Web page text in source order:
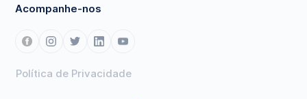
Acompanhe-nos
Política de Privacidade